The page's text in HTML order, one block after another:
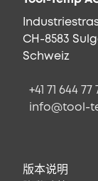
CH-8583
Schweiz
+41 71 644 77
info@tool-
版本说明